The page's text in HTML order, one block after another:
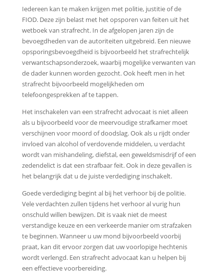
Iedereen kan te maken krijgen met politie, justitie of de
FIOD. Deze zijn belast met het opsporen van feiten uit het
wetboek van strafrecht. In de afgelopen jaren zijn de
bevoegdheden van de autoriteiten uitgebreid. Een nieuwe
opsporingsbevoegdheid is bijvoorbeeld het strafrechtelijk
verwantschapsonderzoek, waarbij mogelijke verwanten van
de dader kunnen worden gezocht. Ook heeft men in het
strafrecht bijvoorbeeld mogelijkheden om
telefoongesprekken af te tappen.
Het inschakelen van een strafrecht advocaat is niet alleen
als u bijvoorbeeld voor de meervoudige strafkamer moet
verschijnen voor moord of doodslag. Ook als u rijdt onder
invloed van alcohol of verdovende middelen, u verdacht
wordt van mishandeling, diefstal, een geweldsmisdrijf of een
zedendelict is dat een strafbaar feit. Ook in deze gevallen is
het belangrijk dat u de juiste verdediging inschakelt.
Goede verdediging begint al bij het verhoor bij de politie.
Vele verdachten zullen tijdens het verhoor al vurig hun
onschuld willen bewijzen. Dit is vaak niet de meest
verstandige keuze en een verkeerde manier om strafzaken
te beginnen. Wanneer u uw mond bijvoorbeeld voorbij
praat, kan dit ervoor zorgen dat uw voorlopige hechtenis
wordt verlengd. Een strafrecht advocaat kan u helpen bij
een effectieve voorbereiding.